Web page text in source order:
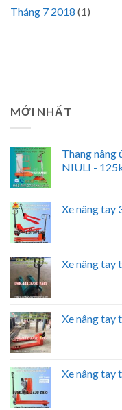
Tháng 7 2018 (1)
MỚI NHẤT
Thang nâng
NIULI -
Xe nâng tay
Xe nâng tay
Xe nâng tay
Xe nâng tay